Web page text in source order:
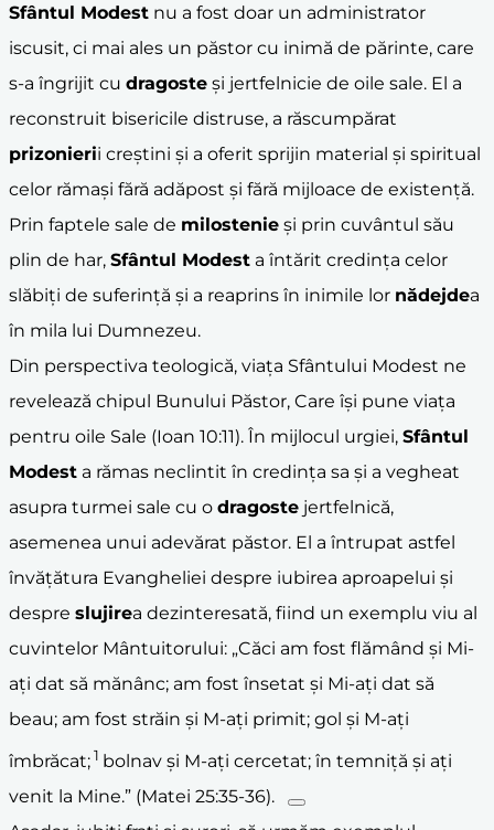
Sfântul Modest nu a fost doar un administrator
iscusit, ci mai ales un păstor cu inimă de părinte, care
s-a îngrijit cu dragoste și jertfelnicie de oile sale. El a
reconstruit bisericile distruse, a răscumpărat
prizonierii creștini și a oferit sprijin material și spiritual
celor rămași fără adăpost și fără mijloace de existență.
Prin faptele sale de milostenie și prin cuvântul său
plin de har, Sfântul Modest a întărit credința celor
slăbiți de suferință și a reaprins în inimile lor nădejdea
în mila lui Dumnezeu.
Din perspectiva teologică, viața Sfântului Modest ne
revelează chipul Bunului Păstor, Care își pune viața
pentru oile Sale (Ioan 10:11). În mijlocul urgiei, Sfântul
Modest a rămas neclintit în credința sa și a vegheat
asupra turmei sale cu o dragoste jertfelnică,
asemenea unui adevărat păstor. El a întrupat astfel
învățătura Evangheliei despre iubirea aproapelui și
despre slujirea dezinteresată, fiind un exemplu viu al
cuvintelor Mântuitorului: „Căci am fost flămând și Mi-
ați dat să mănânc; am fost însetat și Mi-ați dat să
beau; am fost străin și M-ați primit; gol și M-ați
îmbrăcat;1 bolnav și M-ați cercetat; în temniță și ați
venit la Mine.” (Matei 25:35-36).